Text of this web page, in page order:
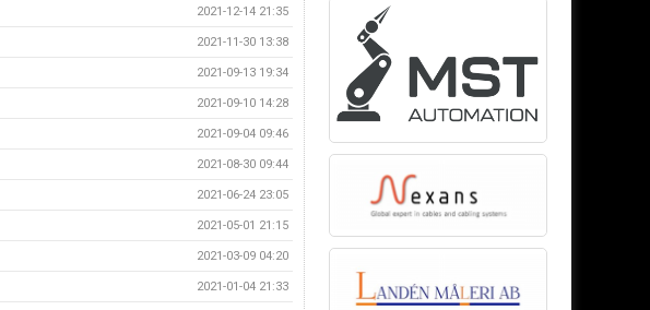
2021-12-14 21:35
2021-11-30 13:38
2021-09-13 19:34
2021-09-10 14:28
2021-09-04 09:46
2021-08-30 09:44
2021-06-24 23:05
2021-05-01 21:15
2021-03-09 04:20
2021-01-04 21:33